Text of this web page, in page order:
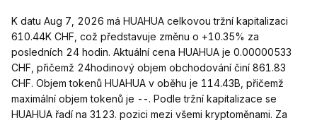
K datu Aug 7, 2026 má HUAHUA celkovou tržní kapitalizaci
610.44K CHF, což představuje změnu o +10.35% za
posledních 24 hodin. Aktuální cena HUAHUA je 0.00000533
CHF, přičemž 24hodinový objem obchodování činí 861.83
CHF. Objem tokenů HUAHUA v oběhu je 114.43B, přičemž
maximální objem tokenů je --. Podle tržní kapitalizace se
HUAHUA řadí na 3123. pozici mezi všemi kryptoměnami. Za